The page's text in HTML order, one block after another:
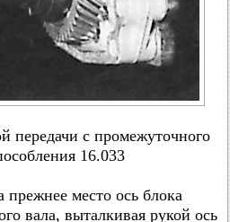
передачи с промежуточного
16.033
прежнее место ось блока
вала, выталкивая рукой ось